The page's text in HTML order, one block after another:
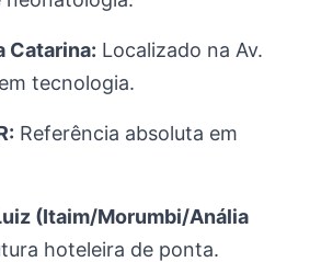
Catarina: Localizado na Av.
tecnologia.
Referência absoluta em
(Itaim/Morumbi/Anália
hoteleira de ponta.